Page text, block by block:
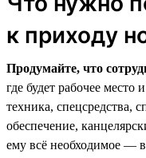
к приходу
Продумайте, что
где будет рабочее место
техника, спецсредства,
обеспечение,
ему всё необходимое —